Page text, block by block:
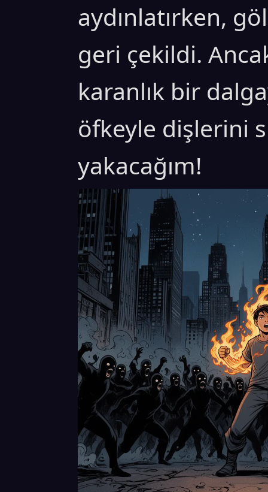
aydınlatırken,
geri çekildi.
karanlık bir
öfkeyle dişlerini
yakacağım!